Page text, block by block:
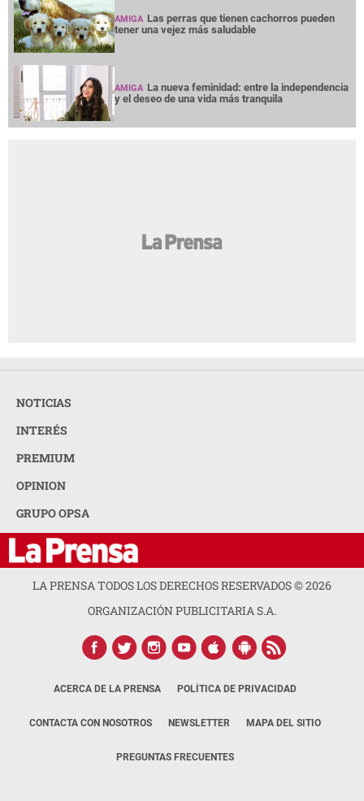
AMIGA Las perras que tienen cachorros pueden
tener una vejez más saludable
AMIGA La nueva feminidad: entre la independencia
y el deseo de una vida más tranquila
NOTICIAS
INTERÉS
PREMIUM
OPINION
GRUPO OPSA
LA PRENSA TODOS LOS DERECHOS RESERVADOS ©2026
ORGANIZACIÓN PUBLICITARIA S.A.
ACERCA DE LA PRENSA POLÍTICA DE PRIVACIDAD
CONTACTA CON NOSOTROS NEWSLETTER MAPA DEL SITIO
PREGUNTAS FRECUENTES